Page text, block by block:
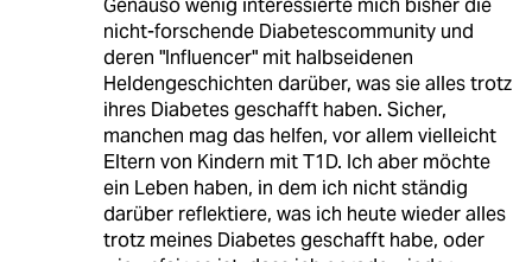
Genauso wenig interessierte mich bisher die
nicht-forschende Diabetescommunity und
deren "Influencer" mit halbseidenen
Heldengeschichten darüber, was sie alles trotz
ihres Diabetes geschafft haben. Sicher,
manchen mag das helfen, vor allem vielleicht
Eltern von Kindern mit T1D. Ich aber möchte
ein Leben haben, in dem ich nicht ständig
darüber reflektiere, was ich heute wieder alles
trotz meines Diabetes geschafft habe, oder